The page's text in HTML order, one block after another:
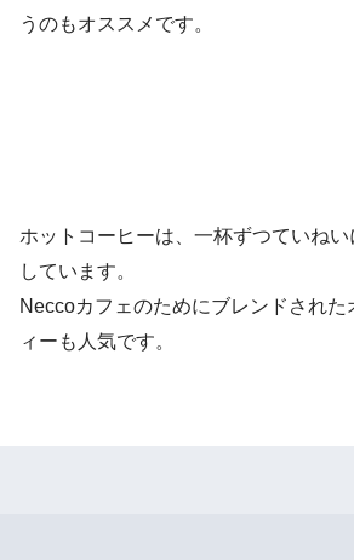
うのもオススメです。
ホットコーヒーは、一杯ずつていね
しています。
Neccoカフェのためにブレンドされた
ィーも人気です。